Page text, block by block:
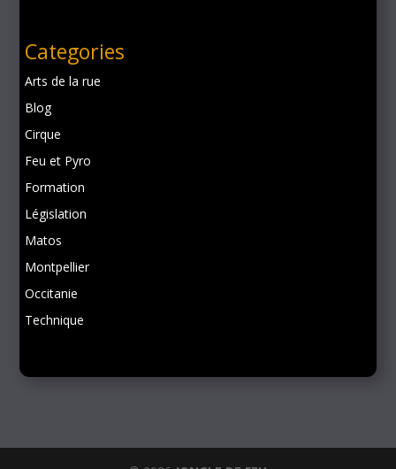
Categories
Arts de la rue
Blog
Cirque
Feu et Pyro
Formation
Législation
Matos
Montpellier
Occitanie
Technique